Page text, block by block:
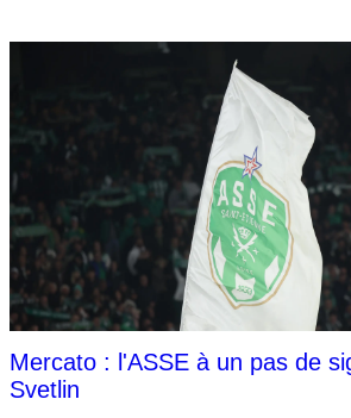
Mercato : l'ASSE à un pas de
Svetlin